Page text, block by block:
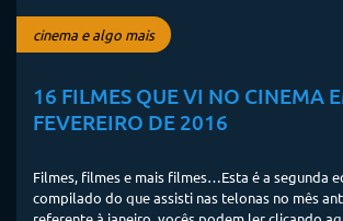
cinema e algo mais
16 FILMES QUE VI NO CINEMA
FEVEREIRO DE 2016
Filmes, filmes e mais filmes…Esta é a segunda
compilado do que assisti nas telonas no mês